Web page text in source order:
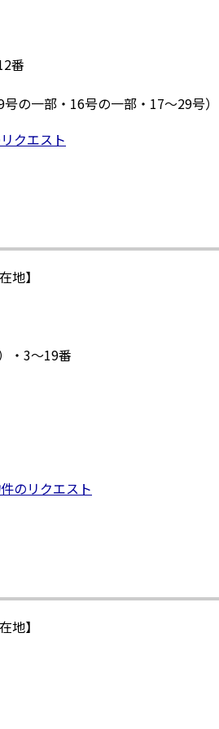
番
の一部・16号の一部・17～29号
クエスト
地】
・3～19番
のリクエスト
地】